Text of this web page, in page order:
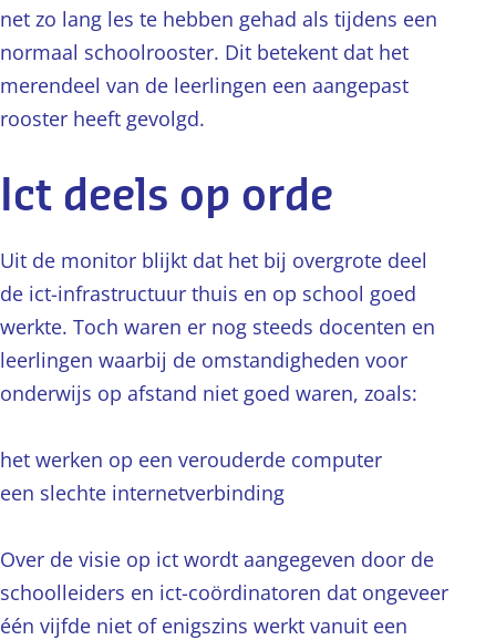
net zo lang les te hebben gehad als tijdens een
normaal schoolrooster. Dit betekent dat het
merendeel van de leerlingen een aangepast
rooster heeft gevolgd.
Ict deels op orde
Uit de monitor blijkt dat het bij overgrote deel
de ict-infrastructuur thuis en op school goed
werkte. Toch waren er nog steeds docenten en
leerlingen waarbij de omstandigheden voor
onderwijs op afstand niet goed waren, zoals:
het werken op een verouderde computer
een slechte internetverbinding
Over de visie op ict wordt aangegeven door de
schoolleiders en ict-coördinatoren dat ongeveer
één vijfde niet of enigszins werkt vanuit een